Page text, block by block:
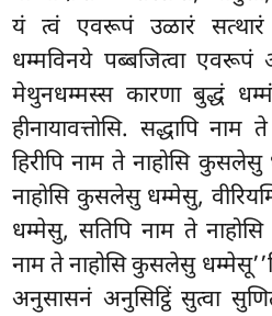
यं त्वं एवरूपं उळारं सत्थारं
धम्मविनये पब्बजित्वा एवरूपं
मेथुनधम्मस्स कारणा बुद्धं
हीनायावत्तोसि. सद्धापि
हिरीपि नाम ते नाहोसि
नाहोसि कुसलेसु धम्मेसु,
धम्मेसु, सतिपि नाम ते
नाम ते नाहोसि कुसलेसु
अनुसासनं अनुसिट्ठिं सुत्वा